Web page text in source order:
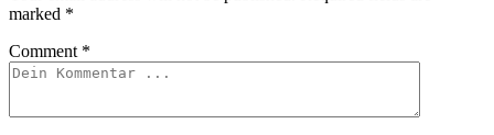
marked *
Comment *